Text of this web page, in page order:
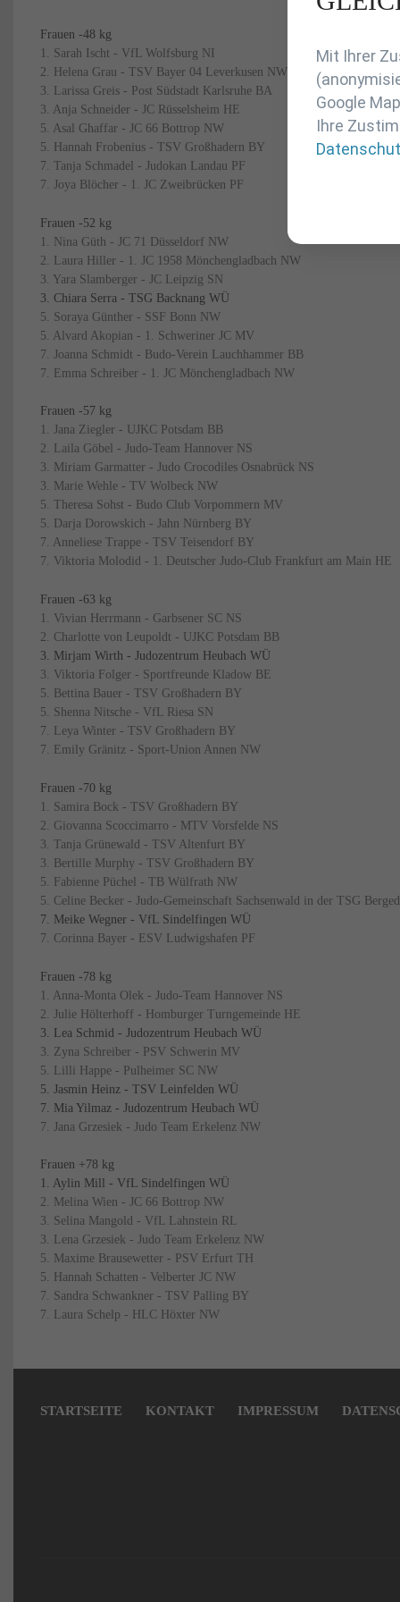
Frauen -48 kg
1. Sarah Ischt - VfL Wolfsburg NI
2. Helena Grau - TSV Bayer 04 Leverkusen NW
3. Larissa Greis - Post Südstadt Karlsruhe BA
3. Anja Schneider - JC Rüsselsheim HE
5. Asal Ghaffar - JC 66 Bottrop NW
5. Hannah Frobenius - TSV Großhadern BY
7. Tanja Schmadel - Judokan Landau PF
7. Joya Blöcher - 1. JC Zweibrücken PF
Frauen -52 kg
1. Nina Güth - JC 71 Düsseldorf NW
2. Laura Hiller - 1. JC 1958 Mönchengladbach NW
3. Yara Slamberger - JC Leipzig SN
3. Chiara Serra - TSG Backnang WÜ
5. Soraya Günther - SSF Bonn NW
5. Alvard Akopian - 1. Schweriner JC MV
7. Joanna Schmidt - Budo-Verein Lauchhammer BB
7. Emma Schreiber - 1. JC Mönchengladbach NW
Frauen -57 kg
1. Jana Ziegler - UJKC Potsdam BB
2. Laila Göbel - Judo-Team Hannover NS
3. Miriam Garmatter - Judo Crocodiles Osnabrück NS
3. Marie Wehle - TV Wolbeck NW
5. Theresa Sohst - Budo Club Vorpommern MV
5. Darja Dorowskich - Jahn Nürnberg BY
7. Anneliese Trappe - TSV Teisendorf BY
7. Viktoria Molodid - 1. Deutscher Judo-Club Frankfurt am Main HE
Frauen -63 kg
1. Vivian Herrmann - Garbsener SC NS
2. Charlotte von Leupoldt - UJKC Potsdam BB
3. Mirjam Wirth - Judozentrum Heubach WÜ
3. Viktoria Folger - Sportfreunde Kladow BE
5. Bettina Bauer - TSV Großhadern BY
5. Shenna Nitsche - VfL Riesa SN
7. Leya Winter - TSV Großhadern BY
7. Emily Gränitz - Sport-Union Annen NW
Frauen -70 kg
1. Samira Bock - TSV Großhadern BY
2. Giovanna Scoccimarro - MTV Vorsfelde NS
3. Tanja Grünewald - TSV Altenfurt BY
3. Bertille Murphy - TSV Großhadern BY
5. Fabienne Püchel - TB Wülfrath NW
5. Celine Becker - Judo-Gemeinschaft Sachsenwald in der TSG
7. Meike Wegner - VfL Sindelfingen WÜ
7. Corinna Bayer - ESV Ludwigshafen PF
Frauen -78 kg
1. Anna-Monta Olek - Judo-Team Hannover NS
2. Julie Hölterhoff - Homburger Turngemeinde HE
3. Lea Schmid - Judozentrum Heubach WÜ
3. Zyna Schreiber - PSV Schwerin MV
5. Lilli Happe - Pulheimer SC NW
5. Jasmin Heinz - TSV Leinfelden WÜ
7. Mia Yilmaz - Judozentrum Heubach WÜ
7. Jana Grzesiek - Judo Team Erkelenz NW
Frauen +78 kg
1. Aylin Mill - VfL Sindelfingen WÜ
2. Melina Wien - JC 66 Bottrop NW
3. Selina Mangold - VfL Lahnstein RL
3. Lena Grzesiek - Judo Team Erkelenz NW
5. Maxime Brausewetter - PSV Erfurt TH
5. Hannah Schatten - Velberter JC NW
7. Sandra Schwankner - TSV Palling BY
7. Laura Schelp - HLC Höxter NW
STARTSEITE KONTAKT IMPRESSUM
Mit Ihrer
Google
Ihre